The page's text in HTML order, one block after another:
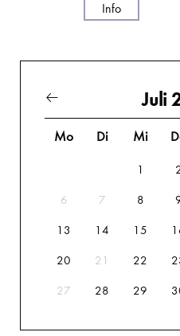
Info
Juli
Mo Di Mi
1
6 7 8
13 14 15
20 21 22
27 28 29